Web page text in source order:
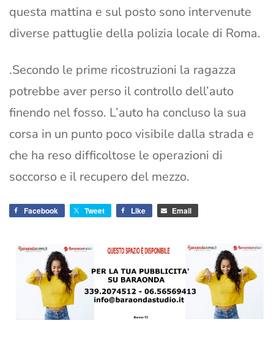
questa mattina e sul posto sono intervenute
diverse pattuglie della polizia locale di Roma.
.Secondo le prime ricostruzioni la ragazza
potrebbe aver perso il controllo dell’auto
finendo nel fosso. L’auto ha concluso la sua
corsa in un punto poco visibile dalla strada e
che ha reso difficoltose le operazioni di
soccorso e il recupero del mezzo.
Facebook Tweet Like Email